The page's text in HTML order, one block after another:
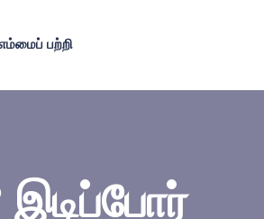
பற்றி
இடிப்போர்